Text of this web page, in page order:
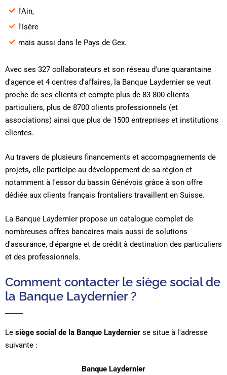
l'Ain,
l'Isère
mais aussi dans le Pays de Gex.
Avec ses 327 collaborateurs et son réseau d'une quarantaine
d'agence et 4 centres d'affaires, la Banque Laydernier se veut
proche de ses clients et compte plus de 83 800 clients
particuliers, plus de 8700 clients professionnels (et
associations) ainsi que plus de 1500 entreprises et institutions
clientes.
Au travers de plusieurs financements et accompagnements de
projets, elle participe au développement de sa région et
notamment à l'essor du bassin Génévois grâce à son offre
dédiée aux clients français frontaliers travaillent en Suisse.
La Banque Laydernier propose un catalogue complet de
nombreuses offres bancaires mais aussi de solutions
d'assurance, d'épargne et de crédit à destination des particuliers
et des professionnels.
Comment contacter le siège social de
la Banque Laydernier ?
Le siège social de la Banque Laydernier se situe à l'adresse
suivante :
Banque Laydernier